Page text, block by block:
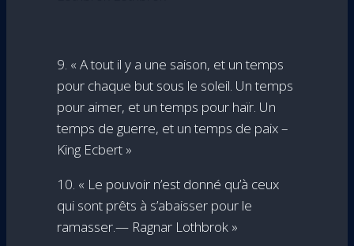
9. « A tout il y a une saison, et un temps
pour chaque but sous le soleil. Un temps
pour aimer, et un temps pour haïr. Un
temps de guerre, et un temps de paix –
King Ecbert »
10. « Le pouvoir n’est donné qu’à ceux
qui sont prêts à s’abaisser pour le
ramasser.— Ragnar Lothbrok »